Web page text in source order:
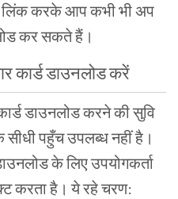
लिंककरकेआपकभीभीअप
करसकतेहैं ।
कार्डडाउनलोडकरें
डाउनलोडकरनेकीसुवि
सीधीपहुँचउपलब्धनहींहै ।
केलिएउपयोगकर्ता
करताहै । येरहेचरण: